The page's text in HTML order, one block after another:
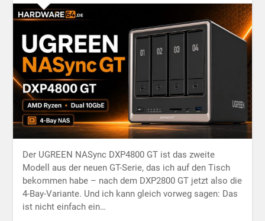
Der UGREEN NASync DXP4800 GT ist das zweite
Modell aus der neuen GT-Serie, das ich auf den Tisch
bekommen habe – nach dem DXP2800 GT jetzt also die
4-Bay-Variante. Und ich kann gleich vorweg sagen: Das
ist nicht einfach ein…